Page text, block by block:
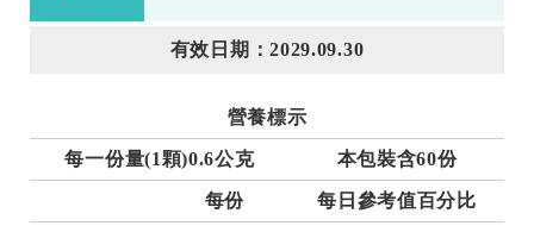
有效日期：2029.09.30
營養標示
每一份量(1顆)0.6公克 本包裝含60份
每份 每日參考值百分比